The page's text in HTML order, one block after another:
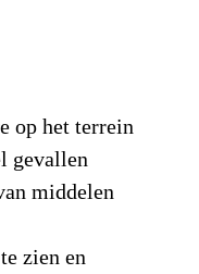
op het terrein
gevallen
middelen
zien en